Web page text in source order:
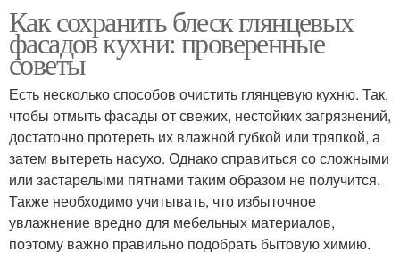
Как сохранить блеск глянцевых
фасадов кухни: проверенные
советы
Есть несколько способов очистить глянцевую кухню. Так,
чтобы отмыть фасады от свежих, нестойких загрязнений,
достаточно протереть их влажной губкой или тряпкой, а
затем вытереть насухо. Однако справиться со сложными
или застарелыми пятнами таким образом не получится.
Также необходимо учитывать, что избыточное
увлажнение вредно для мебельных материалов,
поэтому важно правильно подобрать бытовую химию.